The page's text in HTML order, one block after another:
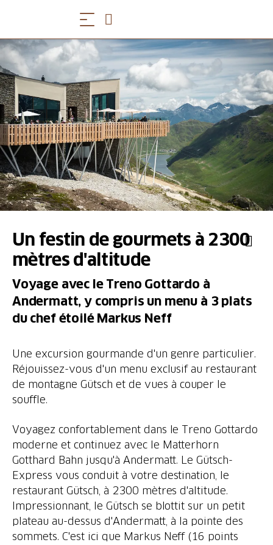
Un festin de gourmets à 2300
mètres d'altitude
Voyage avec le Treno Gottardo à
Andermatt, y compris un menu à 3 plats
du chef étoilé Markus Neff
Une excursion gourmande d'un genre particulier.
Réjouissez-vous d'un menu exclusif au restaurant
de montagne Gütsch et de vues à couper le
Voyagez confortablement dans le Treno Gottardo
moderne et continuez avec le Matterhorn
Gotthard Bahn jusqu'à Andermatt. Le Gütsch-
Express vous conduit à votre destination, le
restaurant Gütsch, à 2300 mètres d'altitude.
Impressionnant, le Gütsch se blottit sur un petit
plateau au-dessus d'Andermatt, à la pointe des
sommets. C'est ici que Markus Neff (16 points